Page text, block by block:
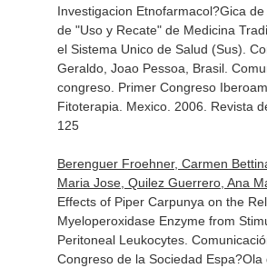
Investigacion Etnofarmacol?Gica
de "Uso y Recate" de Medicina
el Sistema Unico de Salud (Sus).
Geraldo, Joao Pessoa, Brasil.
congreso. Primer Congreso
Fitoterapia. Mexico. 2006. Revista
125
Berenguer Froehner, Carmen
Maria Jose, Quilez Guerrero, Ana
Effects of Piper Carpunya on the
Myeloperoxidase Enzyme from
Peritoneal Leukocytes.
Congreso de la Sociedad Espa?Ola